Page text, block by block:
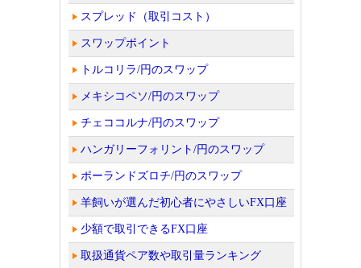
スプレッド（取引コスト）
スワップポイント
トルコリラ/円のスワップ
メキシコペソ/円のスワップ
チェココルナ/円のスワップ
ハンガリーフォリント/円のスワップ
ポーランドズロチ/円のスワップ
羊飼いが選んだ初心者にやさしいFX口座
少額で取引できるFX口座
取扱通貨ペア数や取引量ランキング